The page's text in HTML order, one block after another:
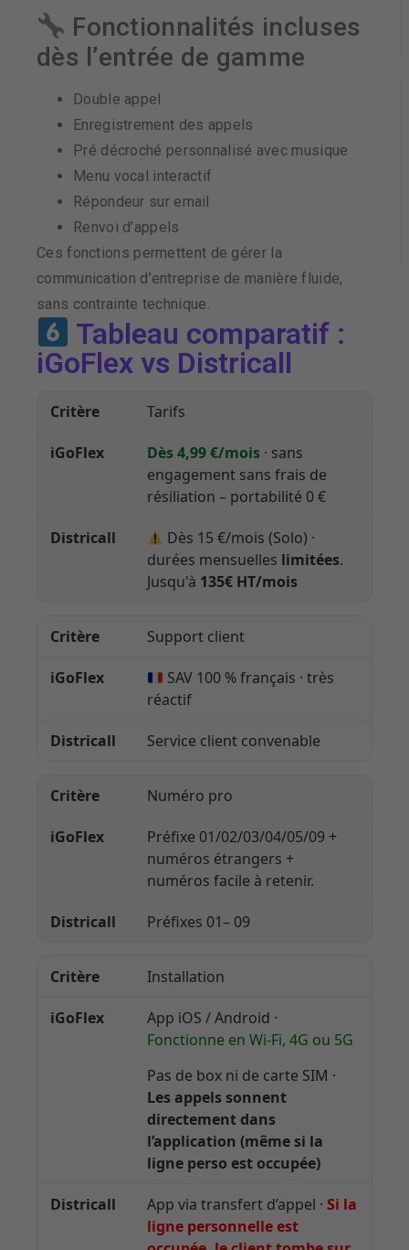
Fonctionnalités incluses
dès l’entrée de gamme
Double appel
Enregistrement des appels
Pré décroché personnalisé avec musique
Menu vocal interactif
Répondeur sur email
Renvoi d’appels
Ces fonctions permettent de gérer la
communication d’entreprise de manière fluide,
sans contrainte technique.
Tableau comparatif :
iGoFlex vs Districall
Tarifs
Dès 4,99 €/mois · sans
engagement sans frais de
résiliation – portabilité 0 €
Dès 15 €/mois (Solo) ·
durées mensuelles limitées.
Jusqu'à 135€ HT/mois
Support client
SAV 100 % français · très
réactif
Service client convenable
Numéro pro
Préfixe 01/02/03/04/05/09 +
numéros étrangers +
numéros facile à retenir.
Préfixes 01– 09
Installation
App iOS / Android ·
Fonctionne en Wi-Fi, 4G ou 5G
Pas de box ni de carte SIM ·
Les appels sonnent
directement dans
l’application (même si la
ligne perso est occupée)
App via transfert d’appel · Si la
ligne personnelle est